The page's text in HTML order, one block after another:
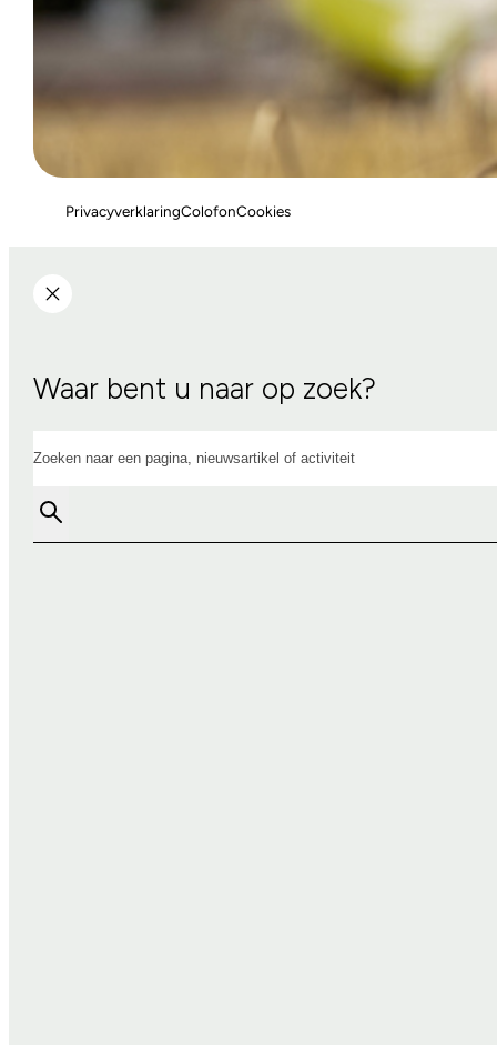
PrivacyverklaringColofonCookies
Waar bent u naar op zoek?